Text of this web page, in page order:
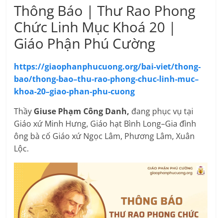
Thông Báo | Thư Rao Phong
Chức Linh Mục Khoá 20 |
Giáo Phận Phú Cường
https://giaophanphucuong.org/bai-viet/thong-
bao/thong-bao–thu-rao-phong-chuc-linh-muc–
khoa-20–giao-phan-phu-cuong
Thầy Giuse Phạm Công Danh, đang phục vụ tại
Giáo xứ Minh Hưng, Giáo hạt Bình Long–Gia đình
ông bà cố Giáo xứ Ngọc Lâm, Phương Lâm, Xuân
Lộc.